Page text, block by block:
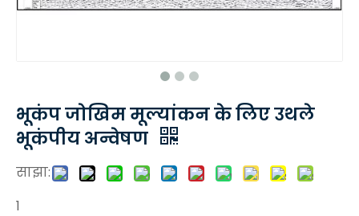
भूकंप जोखिम मूल्यांकन के लिए उथले
भूकंपीय अन्वेषण
साझा:
1